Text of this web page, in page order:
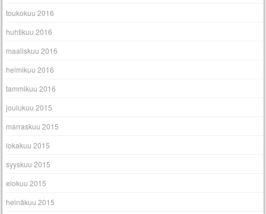
toukokuu 2016
huhtikuu 2016
maaliskuu 2016
helmikuu 2016
tammikuu 2016
joulukuu 2015
marraskuu 2015
lokakuu 2015
syyskuu 2015
elokuu 2015
heinäkuu 2015